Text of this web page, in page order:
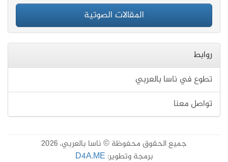
المقالات الصوتية
روابط
تطوع في ناسا بالعربي
تواصل معنا
جميع الحقوق محفوظة © ناسا بالعربي، 2026
برمجة وتطوير: D4A.ME